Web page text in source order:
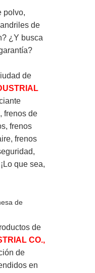
polvo,
de
¿Y busca
de
frenos de
frenos
frenos
que sea,
de
CO.,
de
en